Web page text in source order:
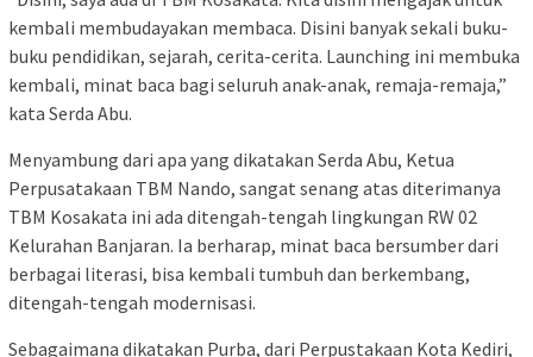
kembali membudayakan membaca. Disini banyak sekali buku-
buku pendidikan, sejarah, cerita-cerita. Launching ini membuka
kembali, minat baca bagi seluruh anak-anak, remaja-remaja,”
kata Serda Abu.
Menyambung dari apa yang dikatakan Serda Abu, Ketua
Perpusatakaan TBM Nando, sangat senang atas diterimanya
TBM Kosakata ini ada ditengah-tengah lingkungan RW 02
Kelurahan Banjaran. Ia berharap, minat baca bersumber dari
berbagai literasi, bisa kembali tumbuh dan berkembang,
ditengah-tengah modernisasi.
Sebagaimana dikatakan Purba, dari Perpustakaan Kota Kediri,